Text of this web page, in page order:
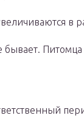
в
бывает.